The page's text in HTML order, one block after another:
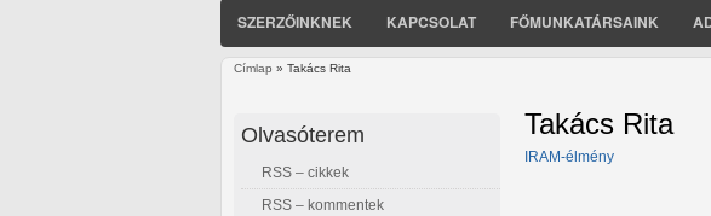
SZERZŐINKNEK KAPCSOLAT FŐMUNKATÁRSAINK
Címlap » Takács Rita
Takács Rita
IRAM-élmény
Olvasóterem
RSS – cikkek
RSS – kommentek